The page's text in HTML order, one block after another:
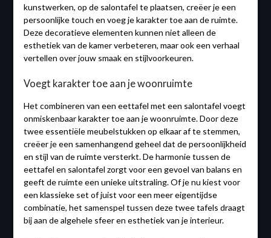
kunstwerken, op de salontafel te plaatsen, creëer je een
persoonlijke touch en voeg je karakter toe aan de ruimte.
Deze decoratieve elementen kunnen niet alleen de
esthetiek van de kamer verbeteren, maar ook een verhaal
vertellen over jouw smaak en stijlvoorkeuren.
Voegt karakter toe aan je woonruimte
Het combineren van een eettafel met een salontafel voegt
onmiskenbaar karakter toe aan je woonruimte. Door deze
twee essentiële meubelstukken op elkaar af te stemmen,
creëer je een samenhangend geheel dat de persoonlijkheid
en stijl van de ruimte versterkt. De harmonie tussen de
eettafel en salontafel zorgt voor een gevoel van balans en
geeft de ruimte een unieke uitstraling. Of je nu kiest voor
een klassieke set of juist voor een meer eigentijdse
combinatie, het samenspel tussen deze twee tafels draagt
bij aan de algehele sfeer en esthetiek van je interieur.